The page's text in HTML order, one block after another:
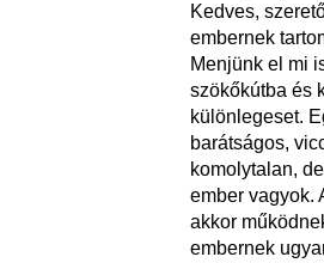
Kedves,
embernek
Menjünk el mi
szökőkútba és
különlegeset.
barátságos,
komolytalan,
ember vagyok.
akkor
embernek